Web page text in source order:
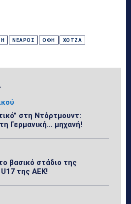
ΝΕΑΡΌΣ ΟΦΗ ΧΌΤΖΑ
στη Ντόρτμουντ:
Γερμανική… μηχανή!
βασικό στάδιο της
της ΑΕΚ!